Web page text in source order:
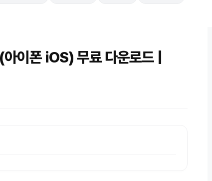
이폰 iOS) 무료 다운로드 |